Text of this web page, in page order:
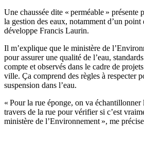
Une chaussée dite « perméable » présente
la gestion des eaux, notamment d’un
développe Francis Laurin.
Il m’explique que le ministère de
pour assurer une qualité de l’eau,
compte et observés dans le cadre de
ville. Ça comprend des règles à respecter
suspension dans l’eau.
« Pour la rue éponge, on va échantillonner
travers de la rue pour vérifier si c’est
ministère de l’Environnement », me